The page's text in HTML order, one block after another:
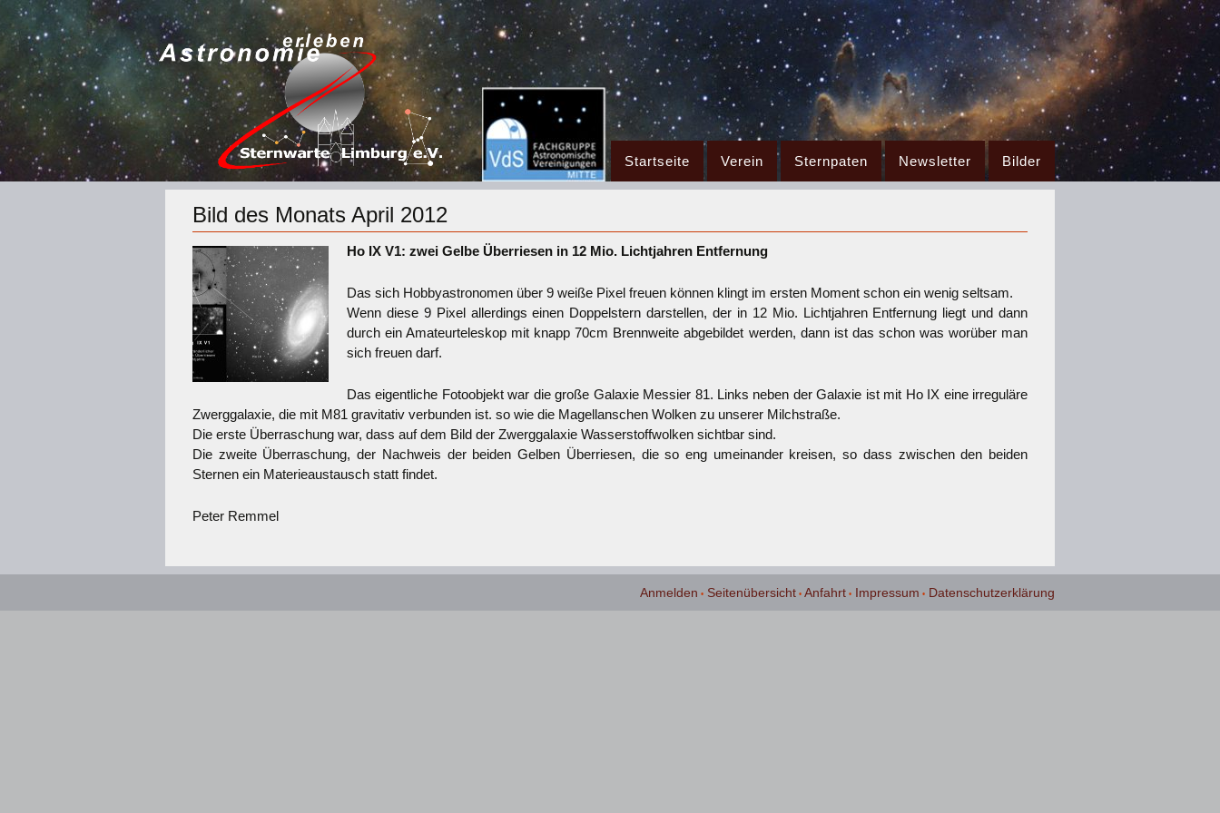
Inhalt
springen
Startseite Verein Sternpaten Newsletter Bilder
Bild des Monats April 2012
Ho IX V1: zwei Gelbe Überriesen in 12 Mio. Lichtjahren Entfernung
Das sich Hobbyastronomen über 9 weiße Pixel freuen können klingt im ersten Moment schon ein wenig seltsam.
Wenn diese 9 Pixel allerdings einen Doppelstern darstellen, der in 12 Mio. Lichtjahren Entfernung liegt und dann
durch ein Amateurteleskop mit knapp 70cm Brennweite abgebildet werden, dann ist das schon was worüber man
sich freuen darf.
Das eigentliche Fotoobjekt war die große Galaxie Messier 81. Links neben der Galaxie ist mit Ho IX eine irreguläre
Zwerggalaxie, die mit M81 gravitativ verbunden ist. so wie die Magellanschen Wolken zu unserer Milchstraße.
Die erste Überraschung war, dass auf dem Bild der Zwerggalaxie Wasserstoffwolken sichtbar sind.
Die zweite Überraschung, der Nachweis der beiden Gelben Überriesen, die so eng umeinander kreisen, so dass zwischen den beiden
Sternen ein Materieaustausch statt findet.
Peter Remmel
Anmelden Seitenübersicht Anfahrt Impressum Datenschutzerklärung